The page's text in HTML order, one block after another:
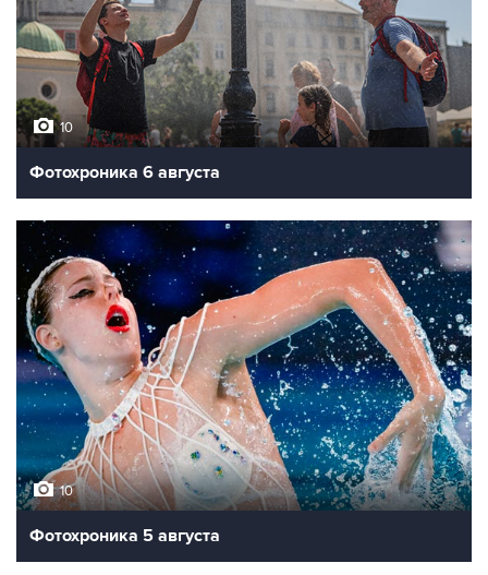
10
Фотохроника 6 августа
10
Фотохроника 5 августа